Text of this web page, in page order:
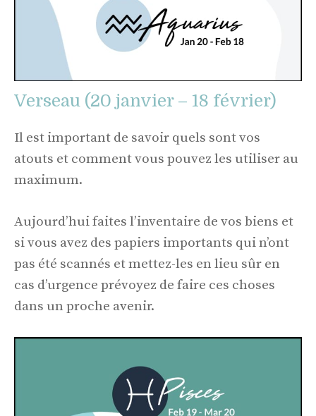
Verseau (20 janvier – 18 février)
Il est important de savoir quels sont vos
atouts et comment vous pouvez les utiliser au
maximum.
Aujourd’hui faites l’inventaire de vos biens et
si vous avez des papiers importants qui n’ont
pas été scannés et mettez-les en lieu sûr en
cas d’urgence prévoyez de faire ces choses
dans un proche avenir.